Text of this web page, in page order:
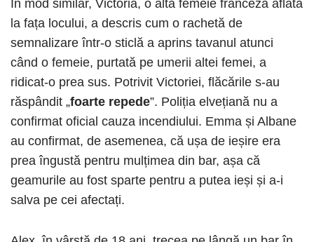
În mod similar, Victoria, o altă femeie franceză aflată
la fața locului, a descris cum o rachetă de
semnalizare într-o sticlă a aprins tavanul atunci
când o femeie, purtată pe umerii altei femei, a
ridicat-o prea sus. Potrivit Victoriei, flăcările s-au
răspândit „foarte repede”. Poliția elvețiană nu a
confirmat oficial cauza incendiului. Emma și Albane
au confirmat, de asemenea, că ușa de ieșire era
prea îngustă pentru mulțimea din bar, așa că
geamurile au fost sparte pentru a putea ieși și a-i
salva pe cei afectați.